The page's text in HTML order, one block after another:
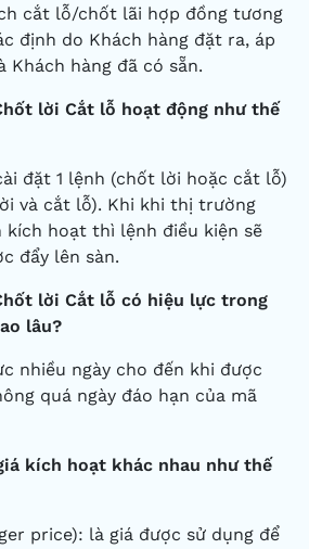
cắt lỗ/chốt lãi hợp đồng tương
định do Khách hàng đặt ra, áp
Khách hàng đã có sẵn.
lời Cắt lỗ hoạt động như thế
đặt 1 lệnh (chốt lời hoặc cắt lỗ)
và cắt lỗ). Khi khi thị trường
kích hoạt thì lệnh điều kiện sẽ
đẩy lên sàn.
lời Cắt lỗ có hiệu lực trong
lâu?
nhiều ngày cho đến khi được
quá ngày đáo hạn của mã
kích hoạt khác nhau như thế
price): là giá được sử dụng để